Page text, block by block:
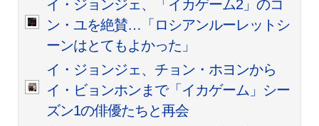
イ・ジョンジェ、「イカゲーム2」のコ
ン・ユを絶賛…「ロシアンルーレットシ
ーンはとてもよかった」
イ・ジョンジェ、チョン・ホヨンから
イ・ビョンホンまで「イカゲーム」シー
ズン1の俳優たちと再会